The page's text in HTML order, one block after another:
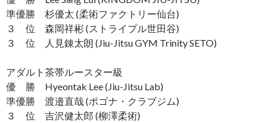
準優勝 杉優太 (柔術ファクトリー仙台)
３ 位 森岡祥彬 (ストライプル世田谷)
３ 位 人見錬太朗 (Jiu-Jitsu GYM Trinity SETO)
アダルト茶帯ルースター級
優 勝 Hyeontak Lee (Jiu-Jitsu Lab)
準優勝 渡邉直哉 (ポゴナ・クラブジム)
３ 位 吉沢健太郎 (柳澤柔術)